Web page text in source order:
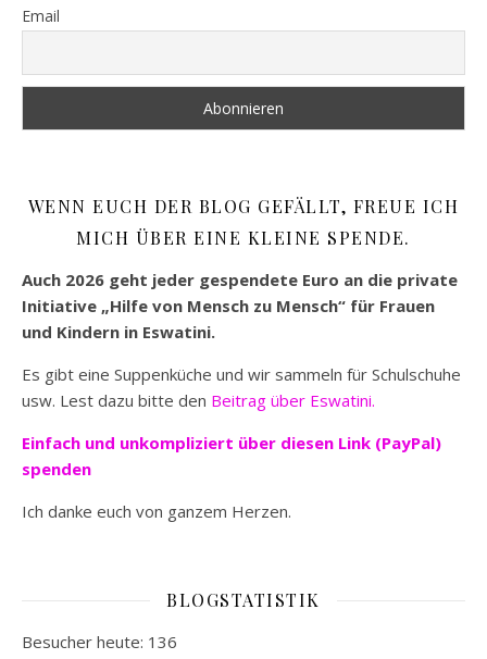
Email
WENN EUCH DER BLOG GEFÄLLT, FREUE ICH
MICH ÜBER EINE KLEINE SPENDE.
Auch 2026 geht jeder gespendete Euro an die private
Initiative „Hilfe von Mensch zu Mensch“ für Frauen
und Kindern in Eswatini.
Es gibt eine Suppenküche und wir sammeln für Schulschuhe
usw. Lest dazu bitte den Beitrag über Eswatini.
Einfach und unkompliziert über diesen Link (PayPal)
spenden
Ich danke euch von ganzem Herzen.
BLOGSTATISTIK
Besucher heute: 136